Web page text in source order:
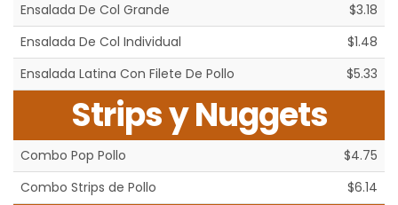
Ensalada De Col Grande
$3.18
Ensalada De Col Individual
$1.48
Ensalada Latina Con Filete De Pollo
$5.33
Strips y Nuggets
Combo Pop Pollo
$4.75
Combo Strips de Pollo
$6.14